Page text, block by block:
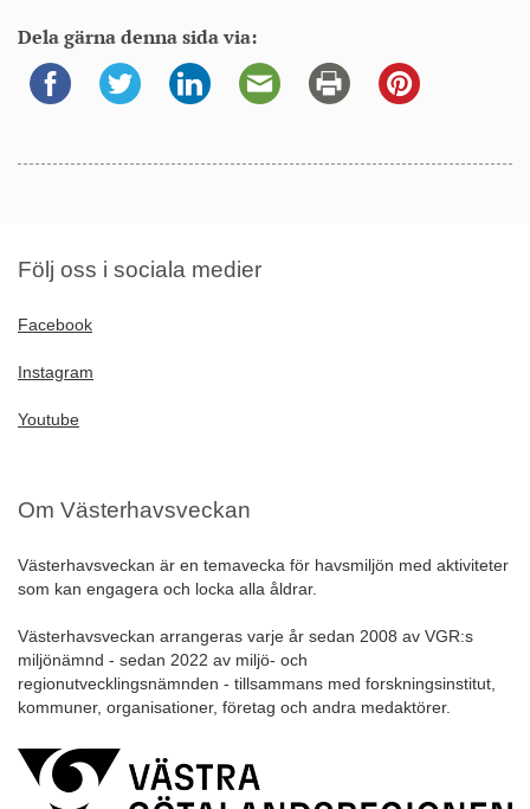
Dela gärna denna sida via:
Följ oss i sociala medier
Facebook
Instagram
Youtube
Om Västerhavsveckan
Västerhavsveckan är en temavecka för havsmiljön med aktiviteter
som kan engagera och locka alla åldrar.
Västerhavsveckan arrangeras varje år sedan 2008 av VGR:s
miljönämnd - sedan 2022 av miljö- och
regionutvecklingsnämnden - tillsammans med forskningsinstitut,
kommuner, organisationer, företag och andra medaktörer.